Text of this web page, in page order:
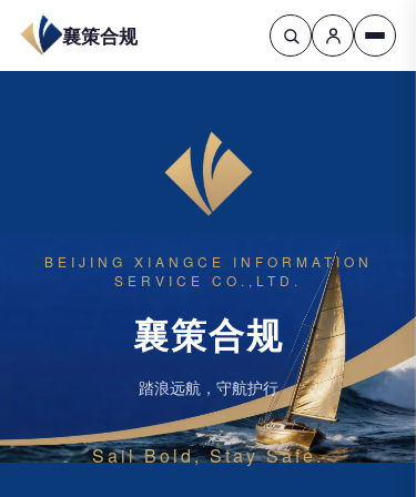
襄策合规
BEIJING XIANGCE INFORMATION
SERVICE CO.,LTD.
襄策合规
踏浪远航，守航护行
Sail Bold, Stay Safe.